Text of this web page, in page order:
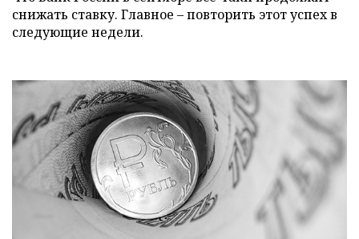
снижать ставку. Главное – повторить этот успех в
следующие недели.